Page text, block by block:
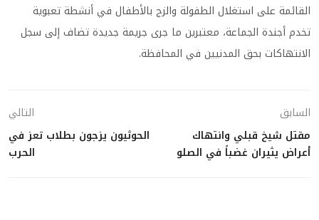
القائمة على استغلال الطفولة والزج بالأطفال في أنشطة تعبوية
تخدم أجندة الجماعة، معتبرين ما جرى جريمة جديدة تضاف إلى سجل
الانتهاكات بحق المدنيين في المحافظة.
السابق
مقتل شيخ قبلي وانتهاك
أعراض يثيران غضباً في الصلو
التالي
الحوثيون يزجون بطلاب تعز في
الحرب